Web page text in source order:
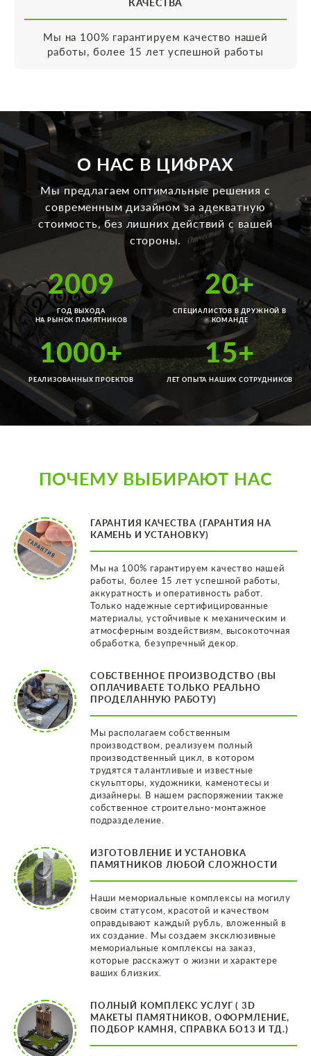
КАЧЕСТВА
Мы на 100% гарантируем качество нашей
работы, более 15 лет успешной работы
О НАС В ЦИФРАХ
Мы предлагаем оптимальные решения с
современным дизайном за адекватную
стоимость, без лишних действий с вашей
стороны.
2009
ГОД ВЫХОДА
НА РЫНОК ПАМЯТНИКОВ
20+
СПЕЦИАЛИСТОВ В ДРУЖНОЙ В
КОМАНДЕ
1000+
РЕАЛИЗОВАННЫХ ПРОЕКТОВ
15+
ЛЕТ ОПЫТА НАШИХ СОТРУДНИКОВ
ПОЧЕМУ ВЫБИРАЮТ НАС
ГАРАНТИЯ КАЧЕСТВА (ГАРАНТИЯ НА
КАМЕНЬ И УСТАНОВКУ)
Мы на 100% гарантируем качество нашей
работы, более 15 лет успешной работы,
аккуратность и оперативность работ.
Только надежные сертифицированные
материалы, устойчивые к механическим и
атмосферным воздействиям, высокоточная
обработка, безупречный декор.
СОБСТВЕННОЕ ПРОИЗВОДСТВО (ВЫ
ОПЛАЧИВАЕТЕ ТОЛЬКО РЕАЛЬНО
ПРОДЕЛАННУЮ РАБОТУ)
Мы располагаем собственным
производством, реализуем полный
производственный цикл, в котором
трудятся талантливые и известные
скульпторы, художники, каменотесы и
дизайнеры. В нашем распоряжении также
собственное строительно-монтажное
подразделение.
ИЗГОТОВЛЕНИЕ И УСТАНОВКА
ПАМЯТНИКОВ ЛЮБОЙ СЛОЖНОСТИ
Наши мемориальные комплексы на могилу
своим статусом, красотой и качеством
оправдывают каждый рубль, вложенный в
их создание. Мы создаем эксклюзивные
мемориальные комплексы на заказ,
которые расскажут о жизни и характере
ваших близких.
ПОЛНЫЙ КОМПЛЕКС УСЛУГ ( 3D
МАКЕТЫ ПАМЯТНИКОВ, ОФОРМЛЕНИЕ,
ПОДБОР КАМНЯ, СПРАВКА БО13 И ТД.)